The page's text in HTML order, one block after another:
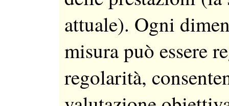
attuale). Ogni
misura può essere
regolarità,